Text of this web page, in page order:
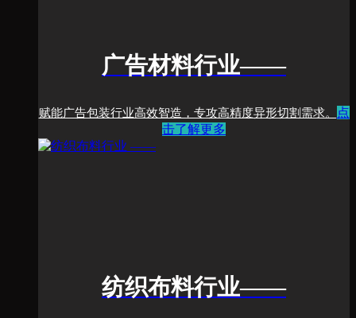
广告材料行业——
赋能广告包装行业高效智造，专攻高精度异形切割需求。
点
击了解更多
纺织布料行业——